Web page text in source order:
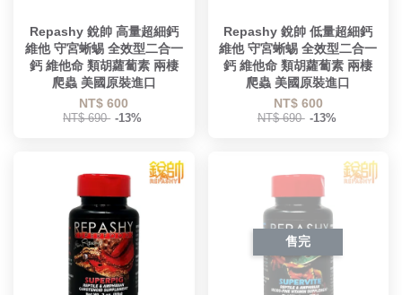
Repashy 銳帥 高量超細鈣
維他 守宮蜥蜴 全效型二合一
鈣 維他命 類胡蘿蔔素 兩棲
爬蟲 美國原裝進口
NT$ 600
NT$ 690 -13%
Repashy 銳帥 低量超細鈣
維他 守宮蜥蜴 全效型二合一
鈣 維他命 類胡蘿蔔素 兩棲
爬蟲 美國原裝進口
NT$ 600
NT$ 690 -13%
售完